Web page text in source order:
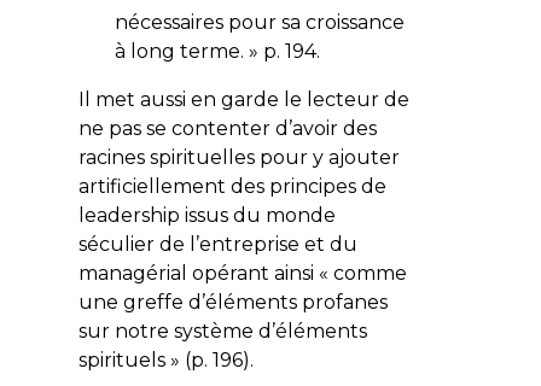
nécessaires pour sa croissance
à long terme. » p. 194.
Il met aussi en garde le lecteur de
ne pas se contenter d’avoir des
racines spirituelles pour y ajouter
artificiellement des principes de
leadership issus du monde
séculier de l’entreprise et du
managérial opérant ainsi « comme
une greffe d’éléments profanes
sur notre système d’éléments
spirituels » (p. 196).